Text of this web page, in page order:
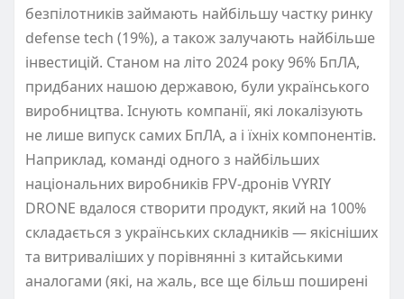
безпілотників займають найбільшу частку ринку
defense tech (19%), а також залучають найбільше
інвестицій. Станом на літо 2024 року 96% БпЛА,
придбаних нашою державою, були українського
виробництва. Існують компанії, які локалізують
не лише випуск самих БпЛА, а і їхніх компонентів.
Наприклад, команді одного з найбільших
національних виробників FPV-дронів VYRIY
DRONE вдалося створити продукт, який на 100%
складається з українських складників — якісніших
та витриваліших у порівнянні з китайськими
аналогами (які, на жаль, все ще більш поширені